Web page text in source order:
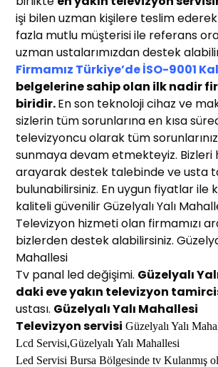
işi bilen uzman kişilere teslim
fazla mutlu müşterisi ile referans
uzman ustalarımızdan destek
Firmamız Türkiye’de İSO-9001
belgelerine sahip olan ilk nadir
biridir.En son teknoloji cihaz ve
sizlerin tüm sorunlarına en kısa
televizyoncu olarak tüm
sunmaya devam etmekteyiz. Bizleri
arayarak destek talebinde ve usta
bulunabilirsiniz. En uygun fiyatlar ile
kaliteli güvenilir Güzelyalı Yalı
Televizyon hizmeti olan firmamızı
bizlerden destek alabilirsiniz.
Mahallesi
Tv panal led değişimi. Güzelyalı
daki eve yakın televizyon t
ustası. Güzelyalı Yalı Mahallesi
Televizyon servisi Güzelyalı Yalı
Lcd Servisi,Güzelyalı Yalı Mahallesi
Led Servisi BursaBölgesindetvKulanmış